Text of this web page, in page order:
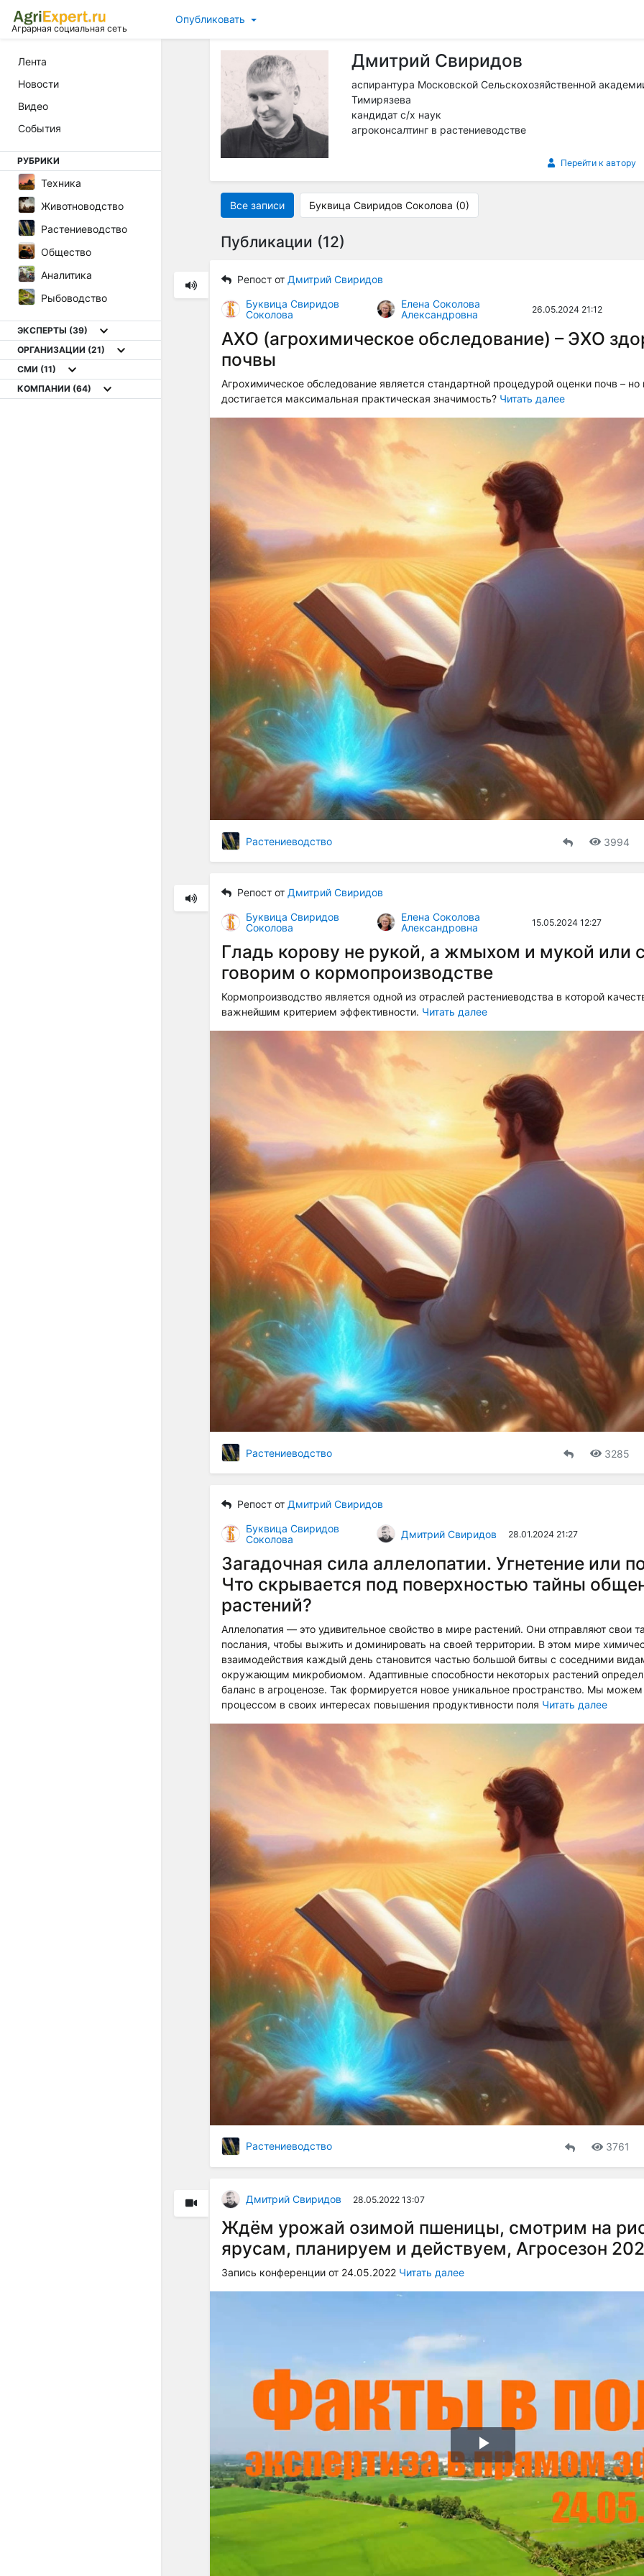
Аграрная социальная сеть
Опубликовать
Лента
Новости
Видео
События
РУБРИКИ
Техника
Животноводство
Растениеводство
Общество
Аналитика
Рыбоводство
ЭКСПЕРТЫ (39)
ОРГАНИЗАЦИИ (21)
СМИ (11)
КОМПАНИИ (64)
Дмитрий Свиридов
аспирантура Московской Сельскохозяйственной
Тимирязева
кандидат с/х наук
агроконсалтинг в растениеводстве
Перейти к автору
Все записи Буквица Свиридов Соколова (0)
Публикации (12)
Репост от Дмитрий Свиридов
Буквица Свиридов
Соколова
Елена Соколова
Александровна
26.05.2024 21:12
АХО (агрохимическое обследование) – ЭХО
почвы
Агрохимическое обследование является стандартной процедурой оценки почв – но
достигается максимальная практическая значимость? Читать далее
Растениеводство 3994
Репост от Дмитрий Свиридов
Буквица Свиридов
Соколова
Елена Соколова
Александровна
15.05.2024 12:27
Гладь корову не рукой, а жмыхом и мукой или
говорим о кормопроизводстве
Кормопроизводство является одной из отраслей растениеводства в которой
важнейшим критерием эффективности. Читать далее
Растениеводство 3285
Репост от Дмитрий Свиридов
Буквица Свиридов
Соколова
Дмитрий Свиридов 28.01.2024 21:27
Загадочная сила аллелопатии. Угнетение или
Что скрывается под поверхностью тайны
растений?
Аллелопатия — это удивительное свойство в мире растений. Они отправляют свои
послания, чтобы выжить и доминировать на своей территории. В этом мире
взаимодействия каждый день становится частью большой битвы с соседними
окружающим микробиомом. Адаптивные способности некоторых растений
баланс в агроценозе. Так формируется новое уникальное пространство. Мы можем
процессом в своих интересах повышения продуктивности поля Читать далее
Растениеводство 3761
Дмитрий Свиридов 28.05.2022 13:07
Ждём урожай озимой пшеницы, смотрим на
ярусам, планируем и действуем, Агросезон
Запись конференции от 24.05.2022 Читать далее
Воспроизвести
видео